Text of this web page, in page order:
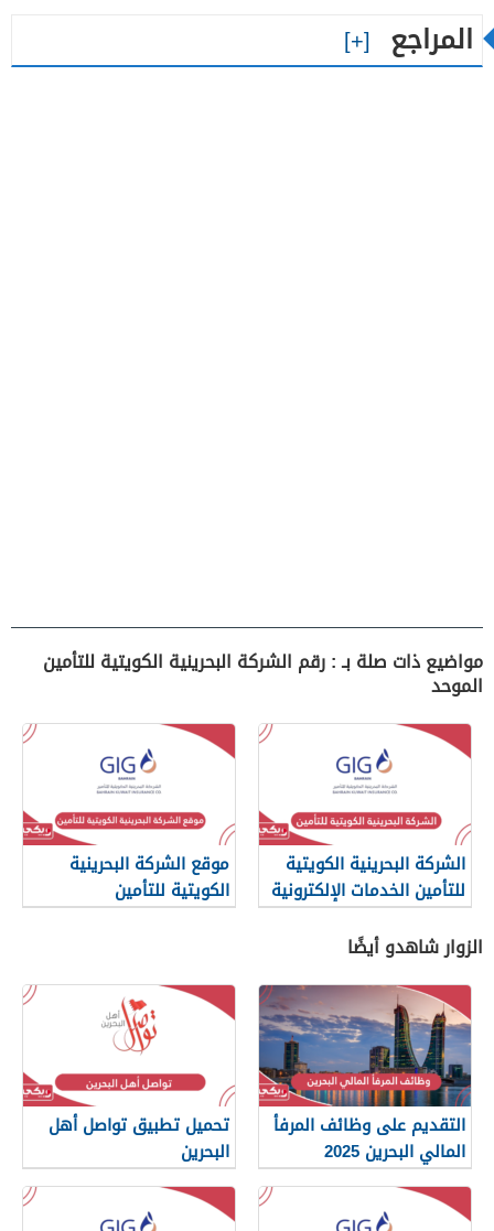
المراجع
مواضيع ذات صلة بـ : رقم الشركة البحرينية الكويتية للتأمين
الموحد
الشركة البحرينية الكويتية
للتأمين الخدمات الإلكترونية
موقع الشركة البحرينية
الكويتية للتأمين
الزوار شاهدو أيضًا
التقديم على وظائف المرفأ
المالي البحرين 2025
تحميل تطبيق تواصل أهل
البحرين